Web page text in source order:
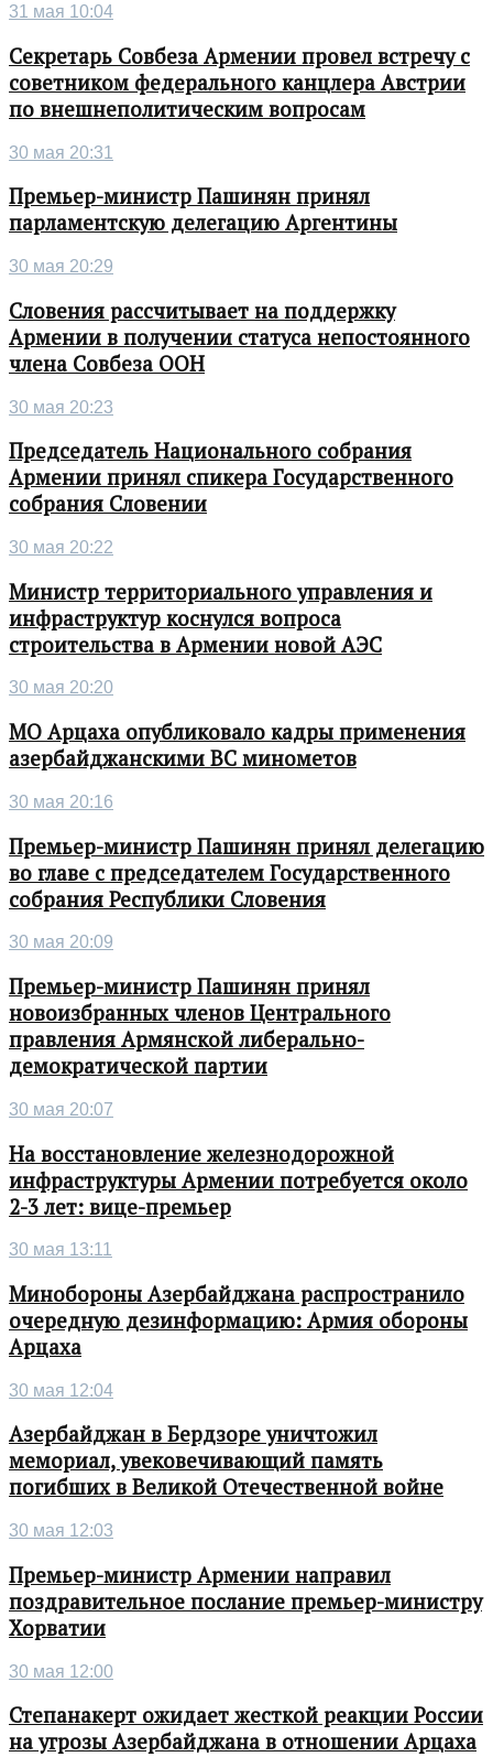
31 мая 10:04
Секретарь Совбеза Армении провел встречу с
советником федерального канцлера Австрии
по внешнеполитическим вопросам
30 мая 20:31
Премьер-министр Пашинян принял
парламентскую делегацию Аргентины
30 мая 20:29
Словения рассчитывает на поддержку
Армении в получении статуса непостоянного
члена Совбеза ООН
30 мая 20:23
Председатель Национального собрания
Армении принял спикера Государственного
собрания Словении
30 мая 20:22
Министр территориального управления и
инфраструктур коснулся вопроса
строительства в Армении новой АЭС
30 мая 20:20
МО Арцаха опубликовало кадры применения
азербайджанскими ВС минометов
30 мая 20:16
Премьер-министр Пашинян принял делегацию
во главе с председателем Государственного
собрания Республики Словения
30 мая 20:09
Премьер-министр Пашинян принял
новоизбранных членов Центрального
правления Армянской либерально-
демократической партии
30 мая 20:07
На восстановление железнодорожной
инфраструктуры Армении потребуется около
2-3 лет: вице-премьер
30 мая 13:11
Минобороны Азербайджана распространило
очередную дезинформацию: Армия обороны
Арцаха
30 мая 12:04
Азербайджан в Бердзоре уничтожил
мемориал, увековечивающий память
погибших в Великой Отечественной войне
30 мая 12:03
Премьер-министр Армении направил
поздравительное послание премьер-министру
Хорватии
30 мая 12:00
Степанакерт ожидает жесткой реакции России
на угрозы Азербайджана в отношении Арцаха